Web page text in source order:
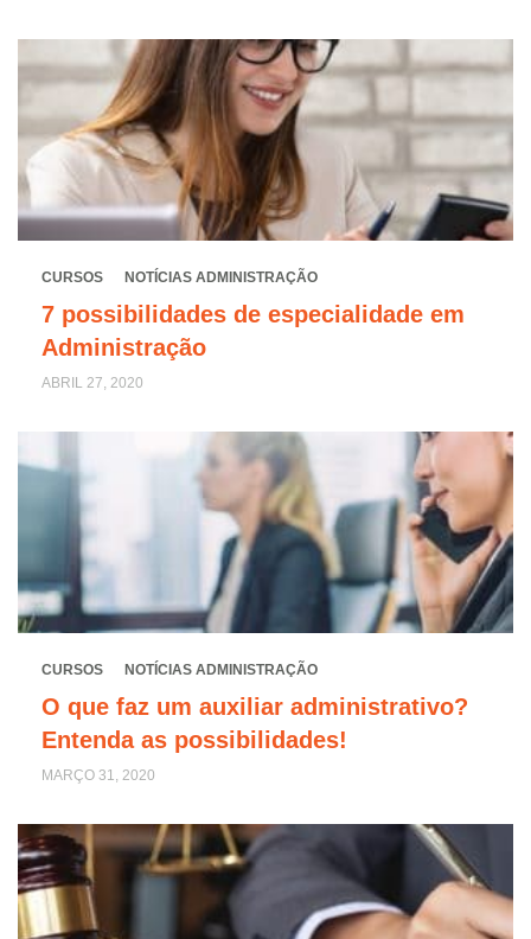
CURSOS NOTÍCIAS ADMINISTRAÇÃO
7 possibilidades de especialidade em
Administração
ABRIL 27, 2020
CURSOS NOTÍCIAS ADMINISTRAÇÃO
O que faz um auxiliar administrativo?
Entenda as possibilidades!
MARÇO 31, 2020